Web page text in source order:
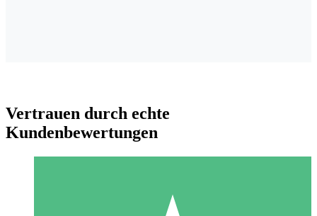
Vertrauen durch echte
Kundenbewertungen